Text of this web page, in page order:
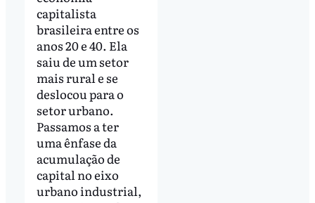
capitalista
brasileira entre os
anos 20 e 40. Ela
saiu de um setor
mais rural e se
deslocou para o
setor urbano.
Passamos a ter
uma ênfase da
acumulação de
capital no eixo
urbano industrial,